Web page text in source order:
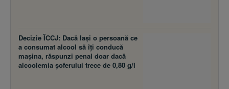
Decizie ÎCCJ: Dacă laşi o persoană ce
a consumat alcool să îţi conducă
maşina, răspunzi penal doar dacă
alcoolemia şoferului trece de 0,80 g/l